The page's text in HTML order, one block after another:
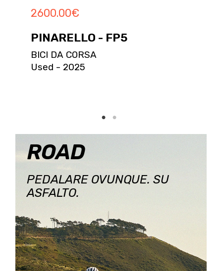
2600.00€
PINARELLO - FP5
BICI DA CORSA
Used - 2025
ROAD
PEDALARE OVUNQUE. SU
ASFALTO.